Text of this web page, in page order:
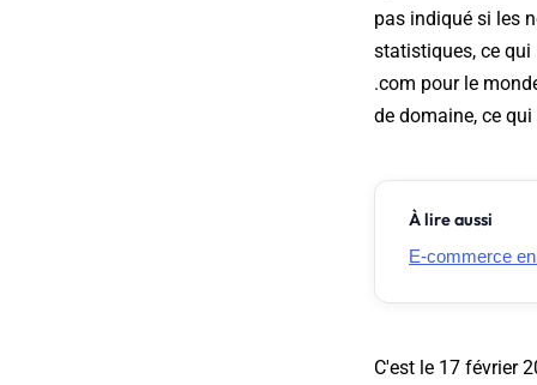
pas indiqué si les
statistiques, ce qui
.com pour le
de domaine, ce
À lire aussi
E-commerce
C'est le 17 février